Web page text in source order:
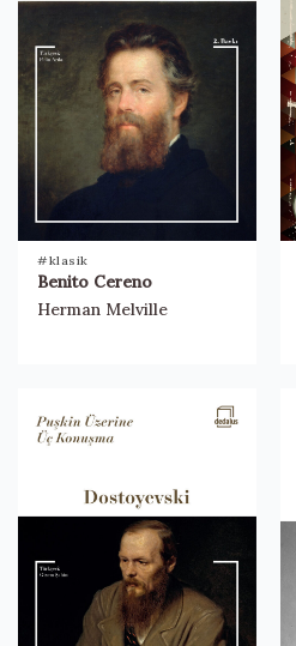
#klasik
Benito Cereno
Herman Melville